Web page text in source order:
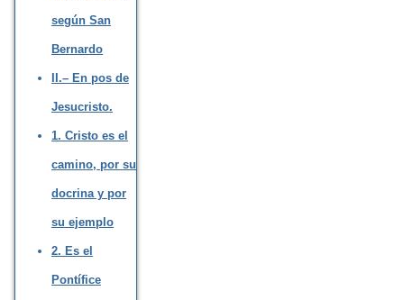
según San
Bernardo
II.– En pos de
Jesucristo.
1. Cristo es el
camino, por su
docrina y por
su ejemplo
2. Es el
Pontífice